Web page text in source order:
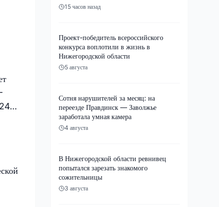
15 часов назад
Проект-победитель всероссийского
конкурса воплотили в жизнь в
Нижегородской области
5 августа
Сотня нарушителей за месяц: на
переезде Правдинск — Заволжье
заработала умная камера
4 августа
В Нижегородской области ревнивец
попытался зарезать знакомого
сожительницы
3 августа